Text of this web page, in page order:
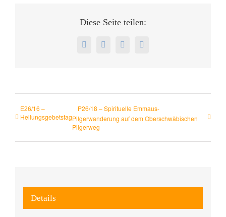
Diese Seite teilen:
E26/16 –
Heilungsgebetstag
P26/18 – Spirituelle Emmaus-
Pilgerwanderung auf dem Oberschwäbischen
Pilgerweg
Details